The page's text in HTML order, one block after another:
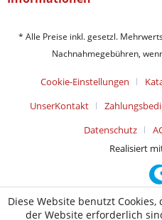
* Alle Preise inkl. gesetzl.
Nachnahmegebühren,
Cookie-Einstellungen
UnserKontakt
Datenschutz
Realisiert
Diese Website benutzt
der Website erforderlich